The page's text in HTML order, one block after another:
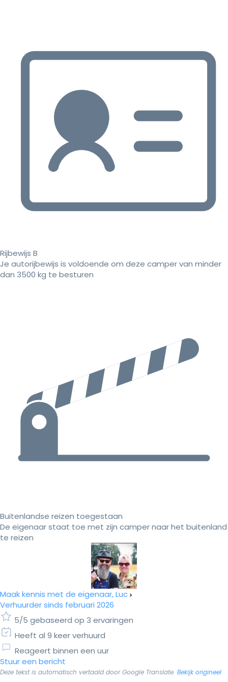
Rijbewijs B
Je autorijbewijs is voldoende om deze camper van minder
dan 3500 kg te besturen
Buitenlandse reizen toegestaan
De eigenaar staat toe met zijn camper naar het buitenland
te reizen
Maak kennis met de eigenaar, Luc
Verhuurder sinds februari 2026
5/5 gebaseerd op 3 ervaringen
Heeft al 9 keer verhuurd
Reageert binnen een uur
Stuur een bericht
Deze tekst is automatisch vertaald door Google Translate. Bekijk origineel